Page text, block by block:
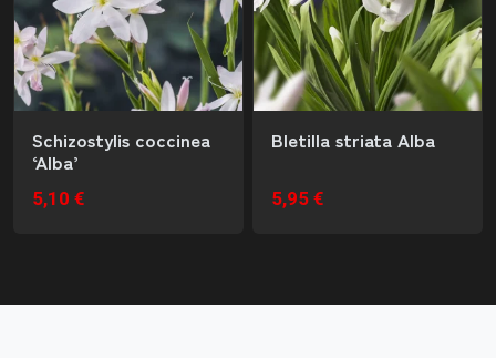
Schizostylis coccinea
‘Alba’
5,10 €
Bletilla striata Alba
5,95 €